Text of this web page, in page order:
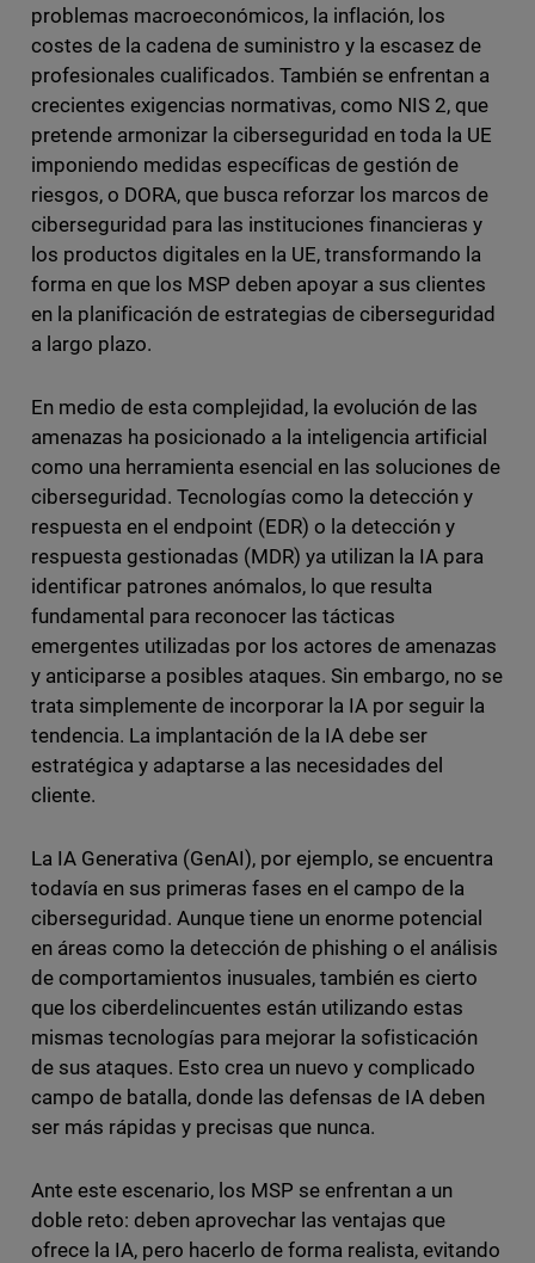
problemas macroeconómicos, la inflación, los
costes de la cadena de suministro y la escasez de
profesionales cualificados. También se enfrentan a
crecientes exigencias normativas, como NIS 2, que
pretende armonizar la ciberseguridad en toda la UE
imponiendo medidas específicas de gestión de
riesgos, o DORA, que busca reforzar los marcos de
ciberseguridad para las instituciones financieras y
los productos digitales en la UE, transformando la
forma en que los MSP deben apoyar a sus clientes
en la planificación de estrategias de ciberseguridad
a largo plazo.
En medio de esta complejidad, la evolución de las
amenazas ha posicionado a la inteligencia artificial
como una herramienta esencial en las soluciones de
ciberseguridad. Tecnologías como la detección y
respuesta en el endpoint (EDR) o la detección y
respuesta gestionadas (MDR) ya utilizan la IA para
identificar patrones anómalos, lo que resulta
fundamental para reconocer las tácticas
emergentes utilizadas por los actores de amenazas
y anticiparse a posibles ataques. Sin embargo, no se
trata simplemente de incorporar la IA por seguir la
tendencia. La implantación de la IA debe ser
estratégica y adaptarse a las necesidades del
cliente.
La IA Generativa (GenAI), por ejemplo, se encuentra
todavía en sus primeras fases en el campo de la
ciberseguridad. Aunque tiene un enorme potencial
en áreas como la detección de phishing o el análisis
de comportamientos inusuales, también es cierto
que los ciberdelincuentes están utilizando estas
mismas tecnologías para mejorar la sofisticación
de sus ataques. Esto crea un nuevo y complicado
campo de batalla, donde las defensas de IA deben
ser más rápidas y precisas que nunca.
Ante este escenario, los MSP se enfrentan a un
doble reto: deben aprovechar las ventajas que
ofrece la IA, pero hacerlo de forma realista, evitando